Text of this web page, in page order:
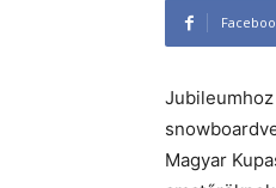
Magyar